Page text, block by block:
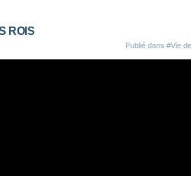
ROIS
Publié dans #Vie